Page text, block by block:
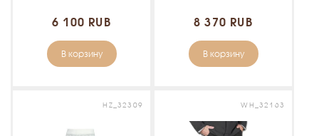
6 100 RUB
В корзину
8 370 RUB
В корзину
HZ_32309 WH_32163